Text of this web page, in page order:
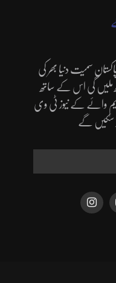
سمیت دنیا بھر کی
ملیں گی اس کے ساتھ
وائے کے نیوز ٹی وی
سکیں گے